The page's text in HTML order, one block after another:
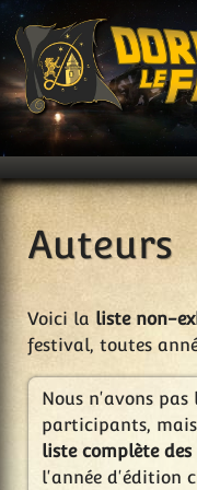
Auteurs
Voici la liste non-
festival, toutes
Nous n'avons pas
participants,
liste complète
l'année d'édition